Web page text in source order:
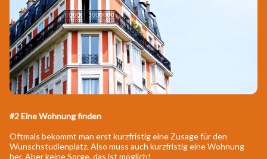
#2 Eine Wohnung finden
Oftmals bekommt man erst kurzfristig eine Zusage für den
Wunschstudienplatz. Also muss auch kurzfristig eine Wohnung
her. Aber keine Sorge, das ist möglich!